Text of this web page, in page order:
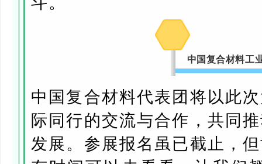
中国复合材料工
中国复合材料代表团将以此
际同行的交流与合作，共同
发展。参展报名虽已截止，